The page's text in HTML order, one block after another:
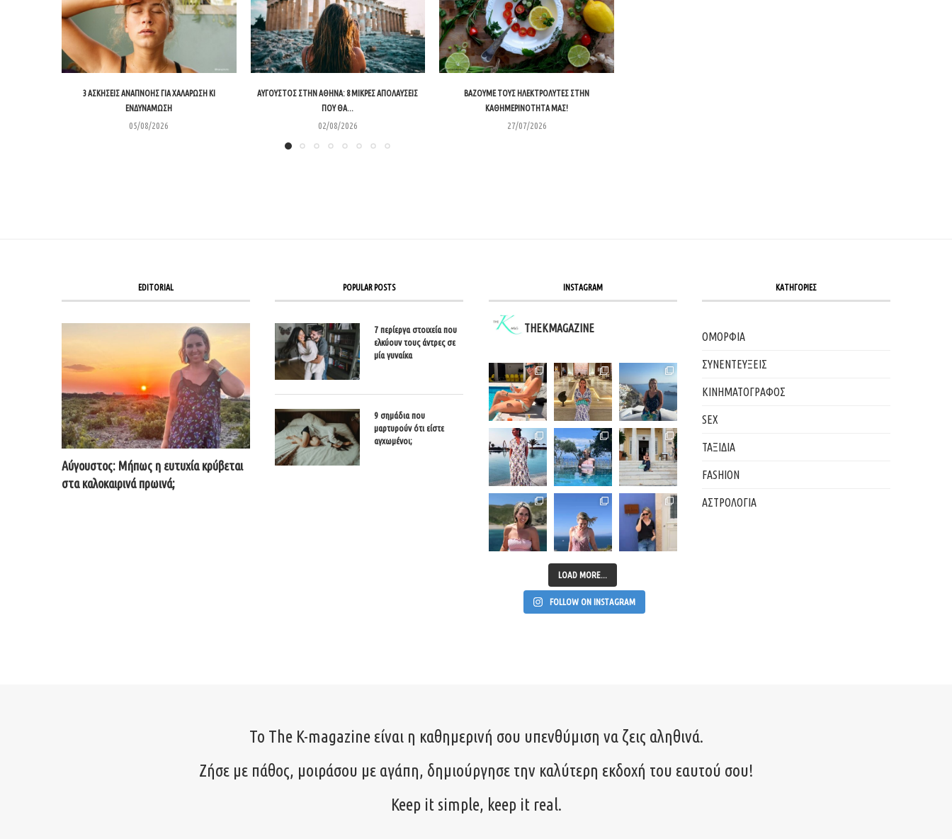
3 ΑΣΚΉΣΕΙΣ ΑΝΑΠΝΟΉΣ ΓΙΑ ΧΑΛΆΡΩΣΗ ΚΙ
ΕΝΔΥΝΆΜΩΣΗ
05/08/2026
ΑΎΓΟΥΣΤΟΣ ΣΤΗΝ ΑΘΉΝΑ: 8 ΜΙΚΡΈΣ ΑΠΟΛΑΎΣΕΙΣ
ΠΟΥ ΘΑ...
02/08/2026
ΒΆΖΟΥΜΕ ΤΟΥΣ ΗΛΕΚΤΡΟΛΎΤΕΣ ΣΤΗΝ
ΚΑΘΗΜΕΡΙΝΌΤΗΤΑ ΜΑΣ!
27/07/2026
EDITORIAL
Αύγουστος: Μήπως η ευτυχία κρύβεται
στα καλοκαιρινά πρωινά;
POPULAR POSTS
7 περίεργα στοιχεία που
ελκύουν τους άντρες σε
μία γυναίκα
9 σημάδια που
μαρτυρούν ότι είστε
αγχωμένοι;
INSTAGRAM
THEKMAGAZINE
LOAD MORE...
FOLLOW ON INSTAGRAM
ΚΑΤΗΓΟΡΙΕΣ
ΟΜΟΡΦΙΑ
ΣΥΝΕΝΤΕΥΞΕΙΣ
ΚΙΝΗΜΑΤΟΓΡΑΦΟΣ
SEX
ΤΑΞΙΔΙΑ
FASHION
ΑΣΤΡΟΛΟΓΙΑ
Το The K-magazine είναι η καθημερινή σου υπενθύμιση να ζεις αληθινά.
Ζήσε με πάθος, μοιράσου με αγάπη, δημιούργησε την καλύτερη εκδοχή του εαυτού σου!
Keep it simple, keep it real.